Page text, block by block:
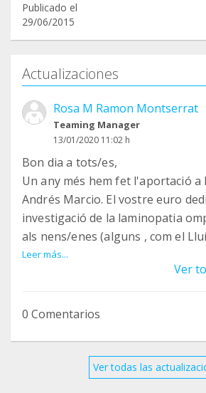
Publicado el
29/06/2015
Actualizaciones
Rosa M Ramon Montserrat
Teaming Manager
13/01/2020 11:02 h
Bon dia a tots/es,
Un any més hem fet l'aportació a
Andrés Marcio. El vostre euro
investigació de la laminopatia
als nens/enes (alguns , com el
pateixen. Gràcies de tot cor per a
Buenos días a todos/das,
Un año más hemos hecho la
irá destinado a la investigación
Leer más...
Ver
0 Comentarios
Ver todas las